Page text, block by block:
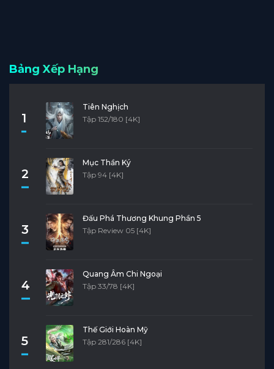
Bảng Xếp Hạng
1
Tiên Nghịch
Tập 152/180 [4K]
2
Mục Thần Ký
Tập 94 [4K]
3
Đấu Phá Thương Khung Phần 5
Tập Review 05 [4K]
4
Quang Âm Chi Ngoại
Tập 33/78 [4K]
5
Thế Giới Hoàn Mỹ
Tập 281/286 [4K]